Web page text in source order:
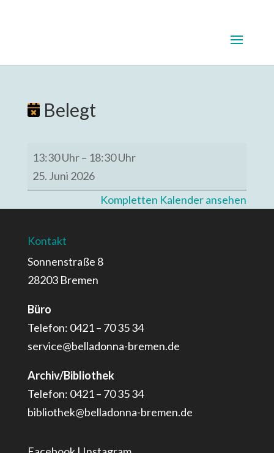
Belegt
Belegt
13:30 Uhr– 18:30 Uhr
25. Juni 2026
Kompletten Kalender ansehen
Kontakt
Sonnenstraße 8
28203 Bremen
Büro
Telefon: 0421 – 70 35 34
service@belladonna-bremen.de
Archiv/Bibliothek
Telefon: 0421 – 70 35 34
bibliothek@belladonna-bremen.de